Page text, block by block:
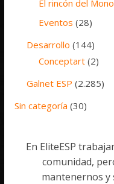
El rincón del Mono
Eventos (28)
Desarrollo (144)
Conceptart (2)
Galnet ESP (2.285)
Sin categoría (30)
En EliteESP
comunidad,
mantenernos y